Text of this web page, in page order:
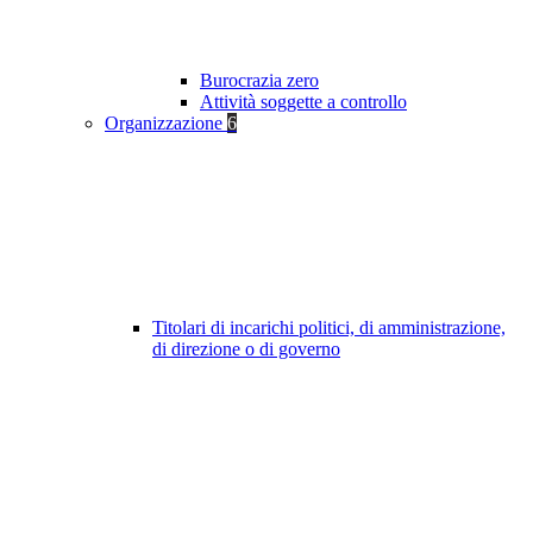
Burocrazia zero
Attività soggette a controllo
Organizzazione 6
Titolari di incarichi politici, di amministrazione,
di direzione o di governo